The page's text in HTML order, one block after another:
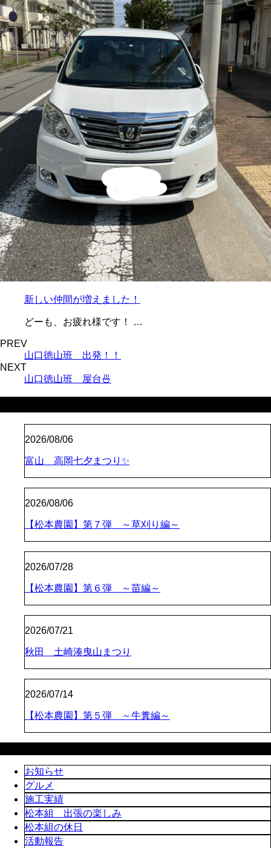
新しい仲間が増えました！
どーも、お疲れ様です！ …
PREV
山口徳山班 出発！！
NEXT
山口徳山班 屋台🍜
2026/08/06
富山 高岡七夕まつり✨
2026/08/06
【松本農園】第７弾 ～草刈り編～
2026/07/28
【松本農園】第６弾 ～苗編～
2026/07/21
秋田 土崎湊曳山まつり
2026/07/14
【松本農園】第５弾 ～牛糞編～
お知らせ
グルメ
施工実績
松本組 出張の楽しみ
松本組の休日
活動報告